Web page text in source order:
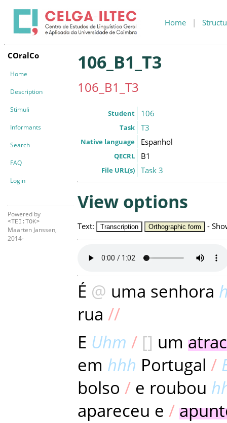
Home |
COralCo
Home
Description
Stimuli
Informants
Search
FAQ
Login
Powered by
<TEI:TOK>
Maarten Janssen,
2014-
106_B1_T3
106_B1_T3
Student 106
Task T3
Native language Espanhol
QECRL B1
File URL(s) Task 3
View options
Text: Transcription Orthographic form -
É uma senhora
rua
E Uhm um
em hhh Portugal
bolso
e roubou
apareceu e